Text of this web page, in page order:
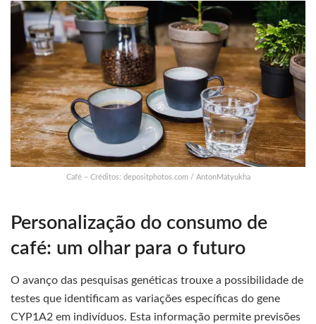
Café – Créditos: depositphotos.com / AntonMatyukha
Personalização do consumo de
café: um olhar para o futuro
O avanço das pesquisas genéticas trouxe a possibilidade de
testes que identificam as variações específicas do gene
CYP1A2 em indivíduos. Esta informação permite previsões